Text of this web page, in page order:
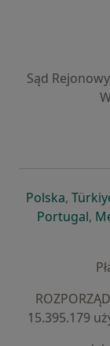
Sąd
Polska,
Portugal,
15.395.179